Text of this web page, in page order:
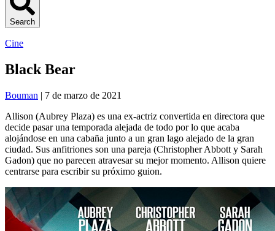
Search
Cine
Black Bear
Bouman | 7 de marzo de 2021
Allison (Aubrey Plaza) es una ex-actriz convertida en directora que
decide pasar una temporada alejada de todo por lo que acaba
alojándose en una cabaña junto a un gran lago alejado de la gran
ciudad. Sus anfitriones son una pareja (Christopher Abbott y Sarah
Gadon) que no parecen atravesar su mejor momento. Allison quiere
centrarse para escribir su próximo guion.